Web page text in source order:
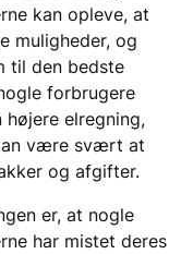
kan opleve, at
muligheder, og
til den bedste
forbrugere
elregning,
være svært at
og afgifter.
er, at nogle
har mistet deres